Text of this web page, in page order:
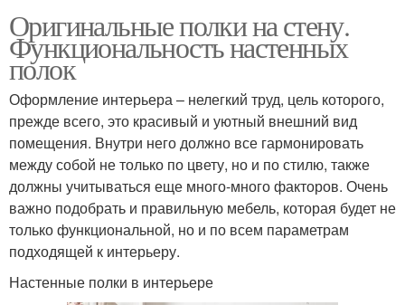
Оригинальные полки на стену.
Функциональность настенных
полок
Оформление интерьера – нелегкий труд, цель которого,
прежде всего, это красивый и уютный внешний вид
помещения. Внутри него должно все гармонировать
между собой не только по цвету, но и по стилю, также
должны учитываться еще много-много факторов. Очень
важно подобрать и правильную мебель, которая будет не
только функциональной, но и по всем параметрам
подходящей к интерьеру.
Настенные полки в интерьере